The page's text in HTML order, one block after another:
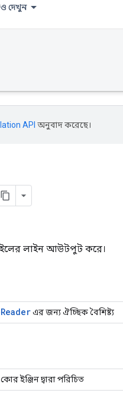
দেখুন
API অনুবাদ করেছে।
লাইন আউটপুট করে।
Readerএর জন্য ঐচ্ছিক বৈশিষ্ট্য
ইঞ্জিন দ্বারা পরিচিত